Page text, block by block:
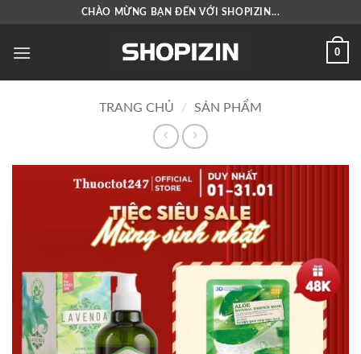
nội
CHÀO MỪNG BẠN ĐẾN VỚI SHOPIZIN...
0
TRANG CHỦ / SẢN PHẨM